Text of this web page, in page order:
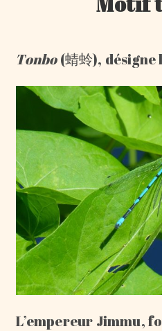
Tonbo(蜻蛉),
L’empereur Jimmu,